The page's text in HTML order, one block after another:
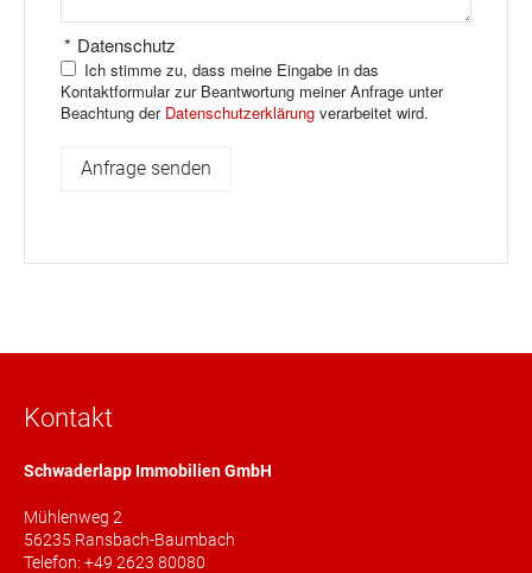
Datenschutz
*
Ich stimme zu, dass meine Eingabe in das
Kontaktformular zur Beantwortung meiner Anfrage unter
Beachtung der Datenschutzerklärung verarbeitet wird.
Kontakt
Schwaderlapp Immobilien GmbH
Mühlenweg 2
56235 Ransbach-Baumbach
Telefon: +49 2623 80080